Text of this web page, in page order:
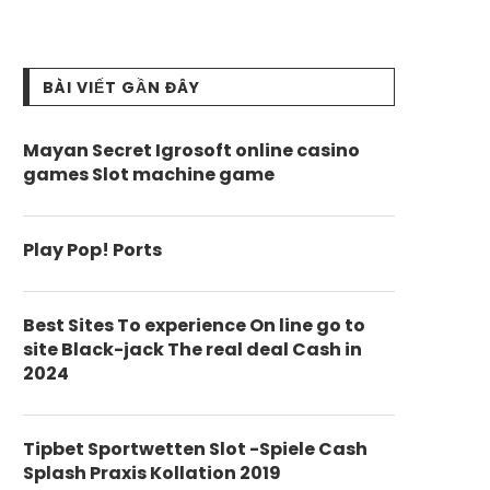
BÀI VIẾT GẦN ĐÂY
Mayan Secret Igrosoft online casino
games Slot machine game
Play Pop! Ports
Best Sites To experience On line go to
site Black-jack The real deal Cash in
2024
Tipbet Sportwetten Slot -Spiele Cash
Splash Praxis Kollation 2019